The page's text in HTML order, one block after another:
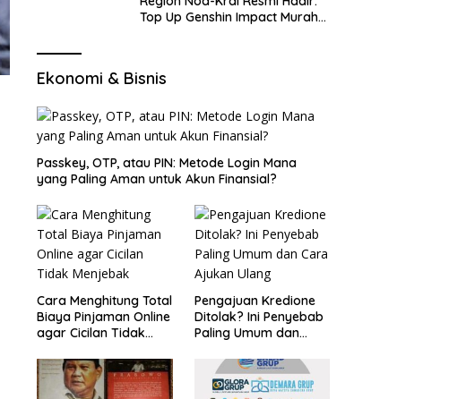
Top Up Genshin Impact Murah
Ekonomi & Bisnis
Passkey, OTP, atau PIN: Metode Login Mana
yang Paling Aman untuk Akun Finansial?
Cara Menghitung Total
Biaya Pinjaman Online
agar Cicilan Tidak
Pengajuan Kredione
Ditolak? Ini Penyebab
Paling Umum dan